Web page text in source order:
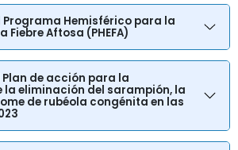
Programa Hemisférico para la
Aftosa (PHEFA)
Plan de acción para la
eliminación del sarampión, la
de rubéola congénita en las